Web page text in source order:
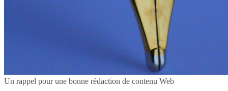
Un rappel pour une bonne rédaction de contenu Web